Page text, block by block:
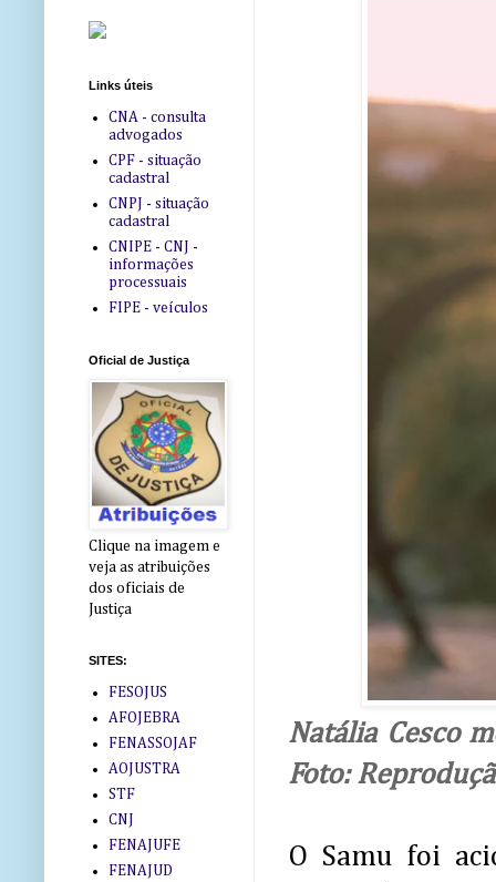
Natália Cesco
Foto:
O Samu foi
Links úteis
CNA - consulta
advogados
CPF - situação
cadastral
CNPJ - situação
cadastral
CNIPE - CNJ -
informações
processuais
FIPE - veículos
Oficial de Justiça
Clique na imagem e
veja as atribuições
dos oficiais de
Justiça
SITES:
FESOJUS
AFOJEBRA
FENASSOJAF
AOJUSTRA
STF
CNJ
FENAJUFE
FENAJUD